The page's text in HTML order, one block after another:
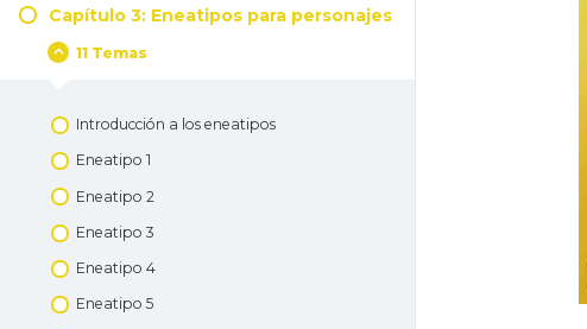
Capítulo 3: Eneatipos para personajes
11 Temas
Introducción a los eneatipos
Eneatipo 1
Eneatipo 2
Eneatipo 3
Eneatipo 4
Eneatipo 5